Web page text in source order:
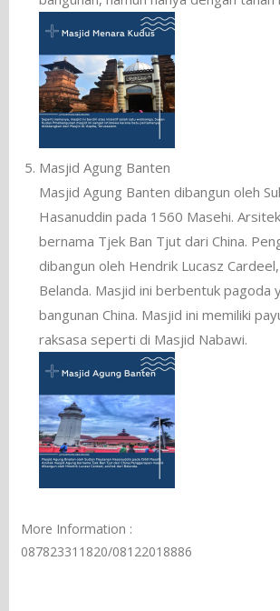
Masjid Agung Banten
Masjid Agung Banten dibangun oleh
Hasanuddin pada 1560 Masehi.
bernama Tjek Ban Tjut dari China.
dibangun oleh Hendrik Lucasz
Belanda. Masjid ini berbentuk pagoda
bangunan China. Masjid ini memiliki
raksasa seperti di Masjid Nabawi.
More Information :
087823311820/08122018886